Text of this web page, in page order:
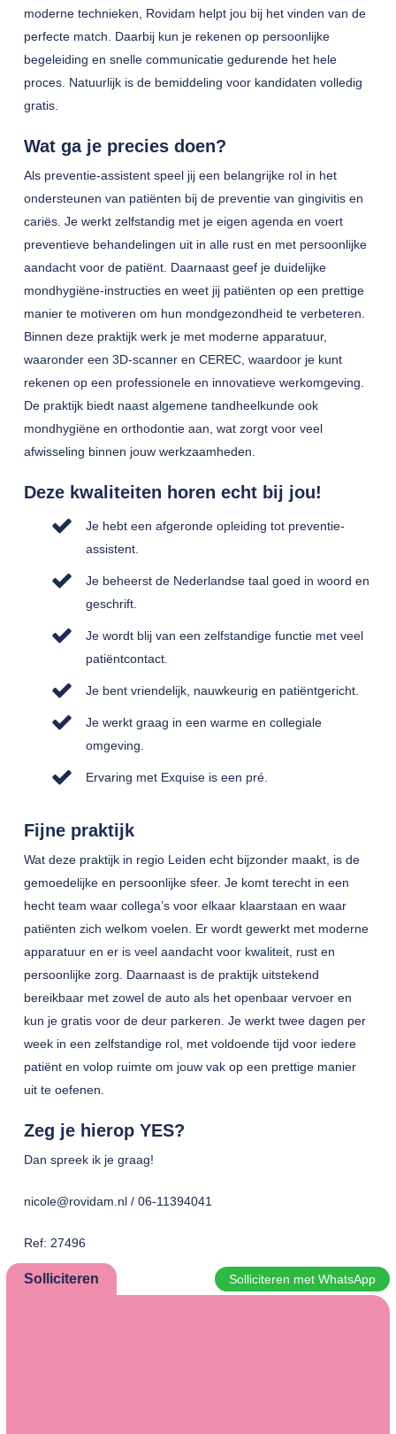
moderne technieken, Rovidam helpt jou bij het vinden van de
perfecte match. Daarbij kun je rekenen op persoonlijke
begeleiding en snelle communicatie gedurende het hele
proces. Natuurlijk is de bemiddeling voor kandidaten volledig
gratis.
Wat ga je precies doen?
Als preventie-assistent speel jij een belangrijke rol in het
ondersteunen van patiënten bij de preventie van gingivitis en
cariës. Je werkt zelfstandig met je eigen agenda en voert
preventieve behandelingen uit in alle rust en met persoonlijke
aandacht voor de patiënt. Daarnaast geef je duidelijke
mondhygiëne-instructies en weet jij patiënten op een prettige
manier te motiveren om hun mondgezondheid te verbeteren.
Binnen deze praktijk werk je met moderne apparatuur,
waaronder een 3D-scanner en CEREC, waardoor je kunt
rekenen op een professionele en innovatieve werkomgeving.
De praktijk biedt naast algemene tandheelkunde ook
mondhygiëne en orthodontie aan, wat zorgt voor veel
afwisseling binnen jouw werkzaamheden.
Deze kwaliteiten horen echt bij jou!
Je hebt een afgeronde opleiding tot preventie-
assistent.
Je beheerst de Nederlandse taal goed in woord en
geschrift.
Je wordt blij van een zelfstandige functie met veel
patiëntcontact.
Je bent vriendelijk, nauwkeurig en patiëntgericht.
Je werkt graag in een warme en collegiale
omgeving.
Ervaring met Exquise is een pré.
Fijne praktijk
Wat deze praktijk in regio Leiden echt bijzonder maakt, is de
gemoedelijke en persoonlijke sfeer. Je komt terecht in een
hecht team waar collega’s voor elkaar klaarstaan en waar
patiënten zich welkom voelen. Er wordt gewerkt met moderne
apparatuur en er is veel aandacht voor kwaliteit, rust en
persoonlijke zorg. Daarnaast is de praktijk uitstekend
bereikbaar met zowel de auto als het openbaar vervoer en
kun je gratis voor de deur parkeren. Je werkt twee dagen per
week in een zelfstandige rol, met voldoende tijd voor iedere
patiënt en volop ruimte om jouw vak op een prettige manier
uit te oefenen.
Zeg je hierop YES?
Dan spreek ik je graag!
nicole@rovidam.nl / 06-11394041
Ref: 27496
Solliciteren Solliciteren met WhatsApp